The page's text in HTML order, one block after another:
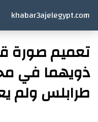
khabar3ajelegypt.com
تعميم صورة
ذويهما في
طرابلس ولم